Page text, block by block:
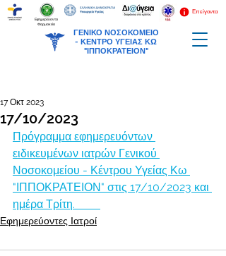
ΓΕΝΙΚΟ ΝΟΣΟΚΟΜΕΙΟ
- ΚΕΝΤΡΟ ΥΓΕΙΑΣ ΚΩ
"ΙΠΠΟΚΡΑΤΕΙΟΝ"
Επείγοντα
Εφημερεύοντα
Φαρμακεία
17/10/2023
17 Οκτ 2023
Πρόγραμμα εφημερευόντων
ειδικευμένων ιατρών Γενικού
Νοσοκομείου - Κέντρου Υγείας Κω
"ΙΠΠΟΚΡΑΤΕΙΟΝ" στις 17/10/2023 και
ημέρα Τρίτη.
Εφημερεύοντες Ιατροί